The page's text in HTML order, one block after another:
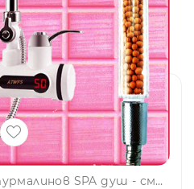
Уникален проточен турмалинов SPA душ - смесител - бойлер, ЗА СТЕНЕН МОНТАЖ, задна тръба, BFO4